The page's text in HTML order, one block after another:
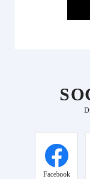
Facebook